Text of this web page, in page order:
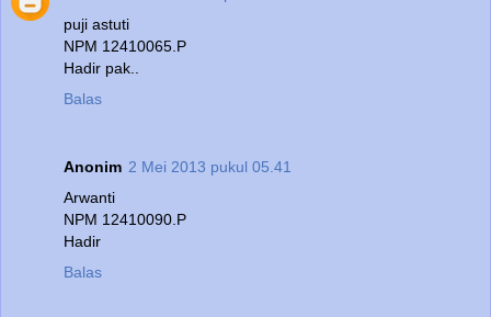
puji astuti
NPM 12410065.P
Hadir pak..
Balas
Anonim 2 Mei 2013 pukul 05.41
Arwanti
NPM 12410090.P
Hadir
Balas